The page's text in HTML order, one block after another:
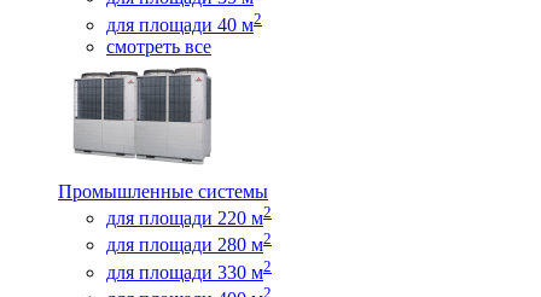
для площади 40 м2
смотреть все
Промышленные системы
для площади 220 м2
для площади 280 м2
для площади 330 м2
2